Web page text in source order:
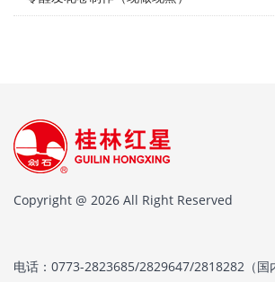
Copyright @ 2026 All Right Reserved
电话：0773-2823685/2829647/2818282（国